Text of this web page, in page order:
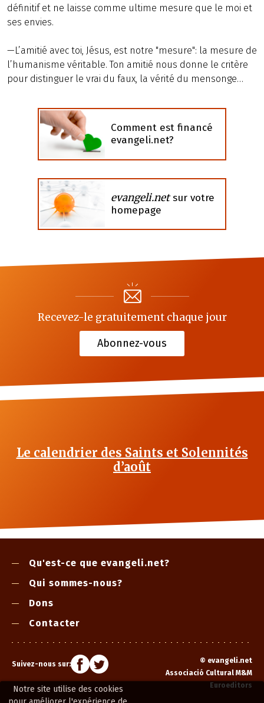
Notre site utilise des cookies
définitif et ne laisse comme ultime mesure que le moi et
ses envies.
—L’amitié avec toi, Jésus, est notre "mesure": la mesure de
l’humanisme véritable. Ton amitié nous donne le critère
pour distinguer le vrai du faux, la vérité du mensonge…
Comment est financé
evangeli.net?
evangeli.netsur votre
homepage
Recevez-le gratuitement chaque jour
Abonnez-vous
Le calendrier des Saints et Solennités
d’août
Qu'est-ce que evangeli.net?
Qui sommes-nous?
Dons
Contacter
Suivez-nous sur: © evangeli.net
Associació Cultural M&M
Euroeditors